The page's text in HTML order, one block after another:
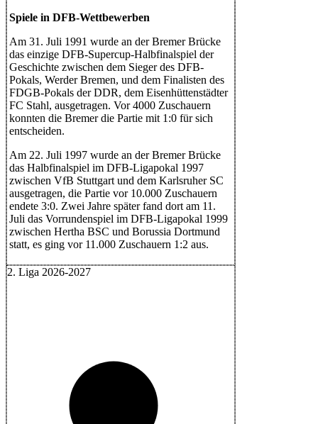
Spiele in DFB-Wettbewerben
Am 31. Juli 1991 wurde an der Bremer Brücke
das einzige DFB-Supercup-Halbfinalspiel der
Geschichte zwischen dem Sieger des DFB-
Pokals, Werder Bremen, und dem Finalisten des
FDGB-Pokals der DDR, dem Eisenhüttenstädter
FC Stahl, ausgetragen. Vor 4000 Zuschauern
konnten die Bremer die Partie mit 1:0 für sich
entscheiden.
Am 22. Juli 1997 wurde an der Bremer Brücke
das Halbfinalspiel im DFB-Ligapokal 1997
zwischen VfB Stuttgart und dem Karlsruher SC
ausgetragen, die Partie vor 10.000 Zuschauern
endete 3:0. Zwei Jahre später fand dort am 11.
Juli das Vorrundenspiel im DFB-Ligapokal 1999
zwischen Hertha BSC und Borussia Dortmund
statt, es ging vor 11.000 Zuschauern 1:2 aus.
2. Liga 2026-2027